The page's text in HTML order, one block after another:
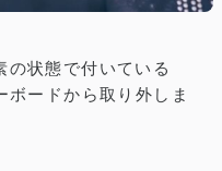
の状態で付いている
ボードから取り外しま